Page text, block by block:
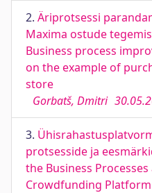
2. Äriprotsessi
Maxima ostude
Business process
on the example of
store
Gorbatš, Dmitri
3.
protsesside ja
the Business
Crowdfunding